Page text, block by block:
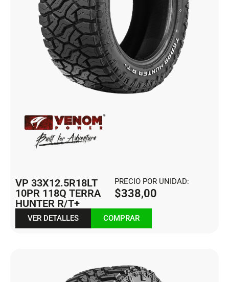
VP 33X12.5R18LT
10PR 118Q TERRA
HUNTER R/T+
PRECIO POR UNIDAD:
$338,00
VER DETALLES COMPRAR